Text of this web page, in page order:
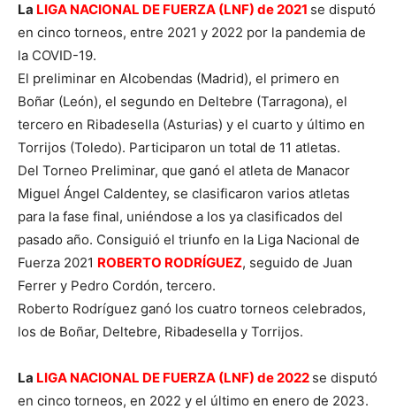
La LIGA NACIONAL DE FUERZA (LNF) de 2021 se disputó
en cinco torneos, entre 2021 y 2022 por la pandemia de
la COVID-19.
El preliminar en Alcobendas (Madrid), el primero en
Boñar (León), el segundo en Deltebre (Tarragona), el
tercero en Ribadesella (Asturias) y el cuarto y último en
Torrijos (Toledo). Participaron un total de 11 atletas.
Del Torneo Preliminar, que ganó el atleta de Manacor
Miguel Ángel Caldentey, se clasificaron varios atletas
para la fase final, uniéndose a los ya clasificados del
pasado año. Consiguió el triunfo en la Liga Nacional de
Fuerza 2021 ROBERTO RODRÍGUEZ, seguido de Juan
Ferrer y Pedro Cordón, tercero.
Roberto Rodríguez ganó los cuatro torneos celebrados,
los de Boñar, Deltebre, Ribadesella y Torrijos.
La LIGA NACIONAL DE FUERZA (LNF) de 2022 se disputó
en cinco torneos, en 2022 y el último en enero de 2023.